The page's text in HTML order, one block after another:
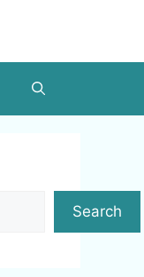
Search